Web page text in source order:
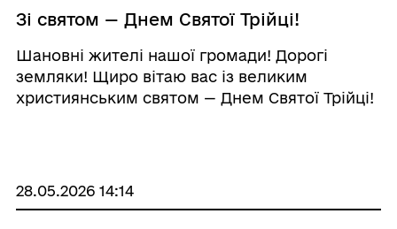
Зі святом — Днем Святої Трійці!
Шановні жителі нашої громади! Дорогі
земляки! Щиро вітаю вас із великим
християнським святом — Днем Святої Трійці!
...
28.05.2026 14:14